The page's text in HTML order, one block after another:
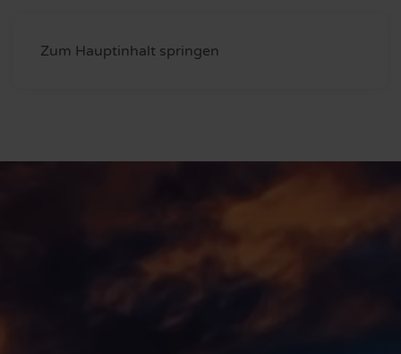
Zum Hauptinhalt springen